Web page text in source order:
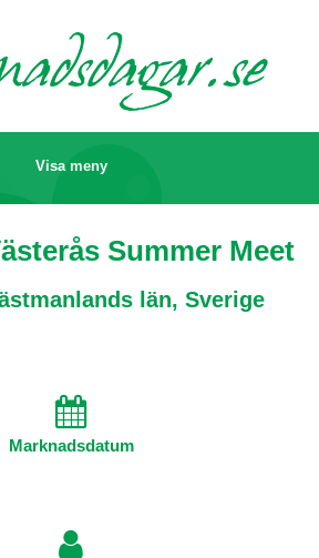
dagar.se
Visa meny
Summer Meet
län, Sverige
Marknadsdatum